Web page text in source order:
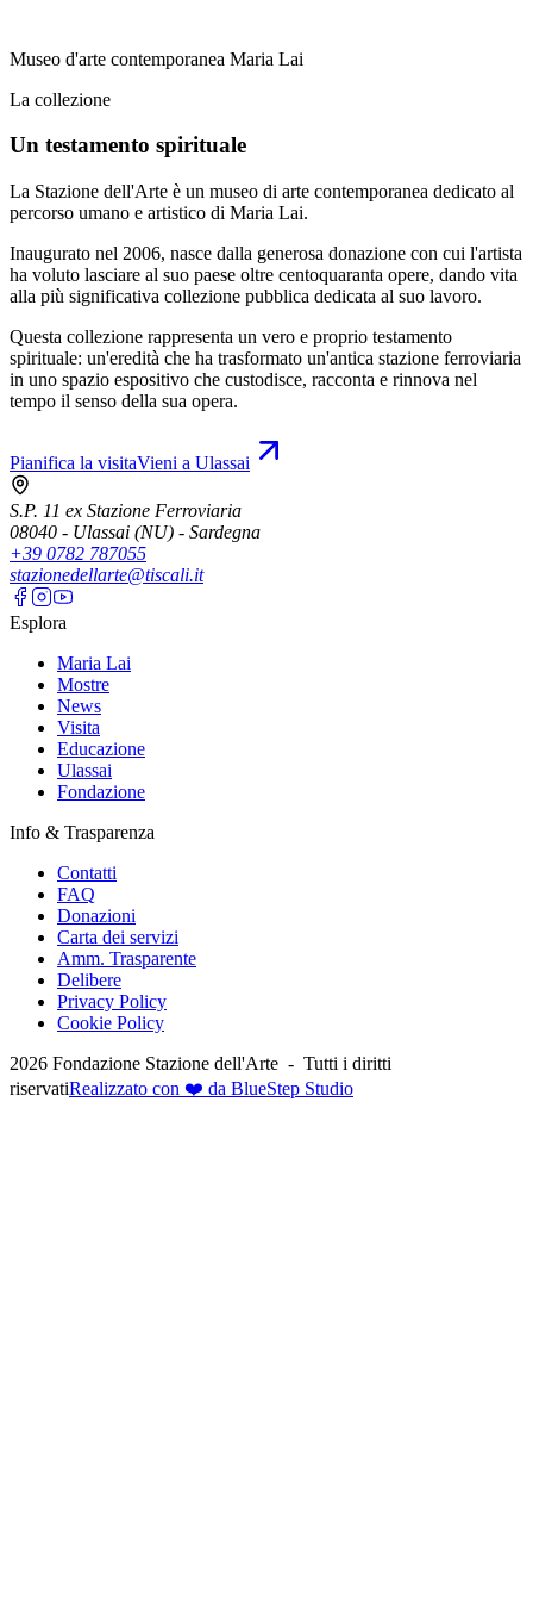
Museo d'arte contemporanea Maria Lai
La collezione
Un testamento spirituale
La Stazione dell'Arte è un museo di arte contemporanea dedicato al
percorso umano e artistico di Maria Lai.
Inaugurato nel 2006, nasce dalla generosa donazione con cui l'artista
ha voluto lasciare al suo paese oltre centoquaranta opere, dando vita
alla più significativa collezione pubblica dedicata al suo lavoro.
Questa collezione rappresenta un vero e proprio testamento
spirituale: un'eredità che ha trasformato un'antica stazione ferroviaria
in uno spazio espositivo che custodisce, racconta e rinnova nel
tempo il senso della sua opera.
Pianifica la visitaVieni a Ulassai
S.P. 11 ex Stazione Ferroviaria
08040 - Ulassai (NU) - Sardegna
+39 0782 787055
stazionedellarte@tiscali.it
Esplora
Maria Lai
Mostre
News
Visita
Educazione
Ulassai
Fondazione
Info & Trasparenza
Contatti
FAQ
Donazioni
Carta dei servizi
Amm. Trasparente
Delibere
Privacy Policy
Cookie Policy
2026 Fondazione Stazione dell'Arte - Tutti i diritti
riservatiRealizzato con ❤️ da BlueStep Studio